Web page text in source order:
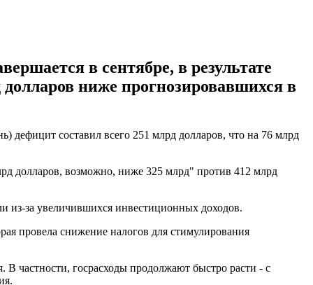
в сентябре, в результате
ниже прогнозировавшихся в
дефицит составил всего 251 млрд долларов, что на 76 млрд
долларов, возможно, ниже 325 млрд" против 412 млрд
из-за увеличившихся инвестиционных доходов.
провела снижение налогов для стимулирования
частности, госрасходы продолжают быстро расти - с